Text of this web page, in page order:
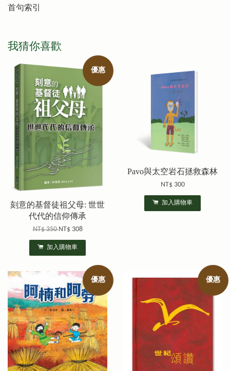
首句索引
我猜你喜歡
優惠
刻意的基督徒祖父母: 世世
代代的信仰傳承
NT$ 350NT$ 308
加入購物車
Pavo與太空岩石拯救森林
NT$ 300
加入購物車
優惠 優惠